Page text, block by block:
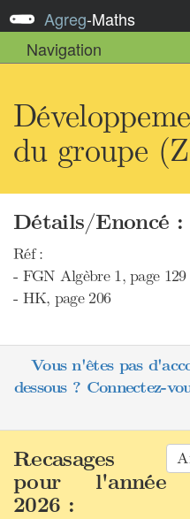
Agreg-Maths
Navigation
du groupe
Détails/Enoncé :
Réf :
- FGN Algèbre 1, page 129
- HK, page 206
Vous n'êtes pas
dessous ? Connectez-
Recasages
pour l'année
2026 :